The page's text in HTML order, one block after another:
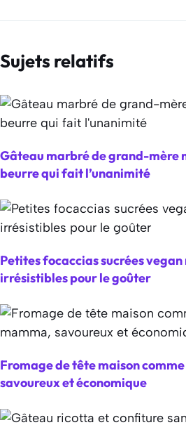
Sujets relatifs
Gâteau marbré de grand-mère
beurre qui fait l’unanimité
Petites focaccias sucrées vegan
irrésistibles pour le goûter
Fromage de tête maison
savoureux et économique